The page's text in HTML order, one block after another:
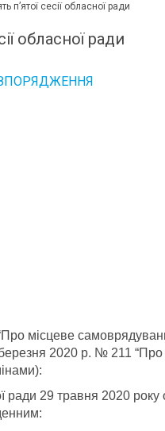
п’ятої сесії обласної ради
обласної ради
місцеве
2020 р. № 211 “Про
ради 29 травня 2020 року